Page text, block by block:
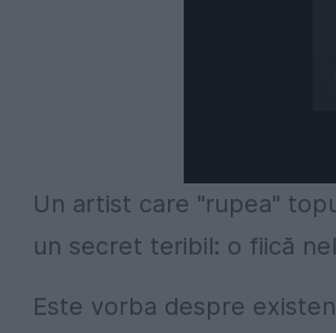
Un artist care "rupea"
un secret teribil: o fiică
Este vorba despre